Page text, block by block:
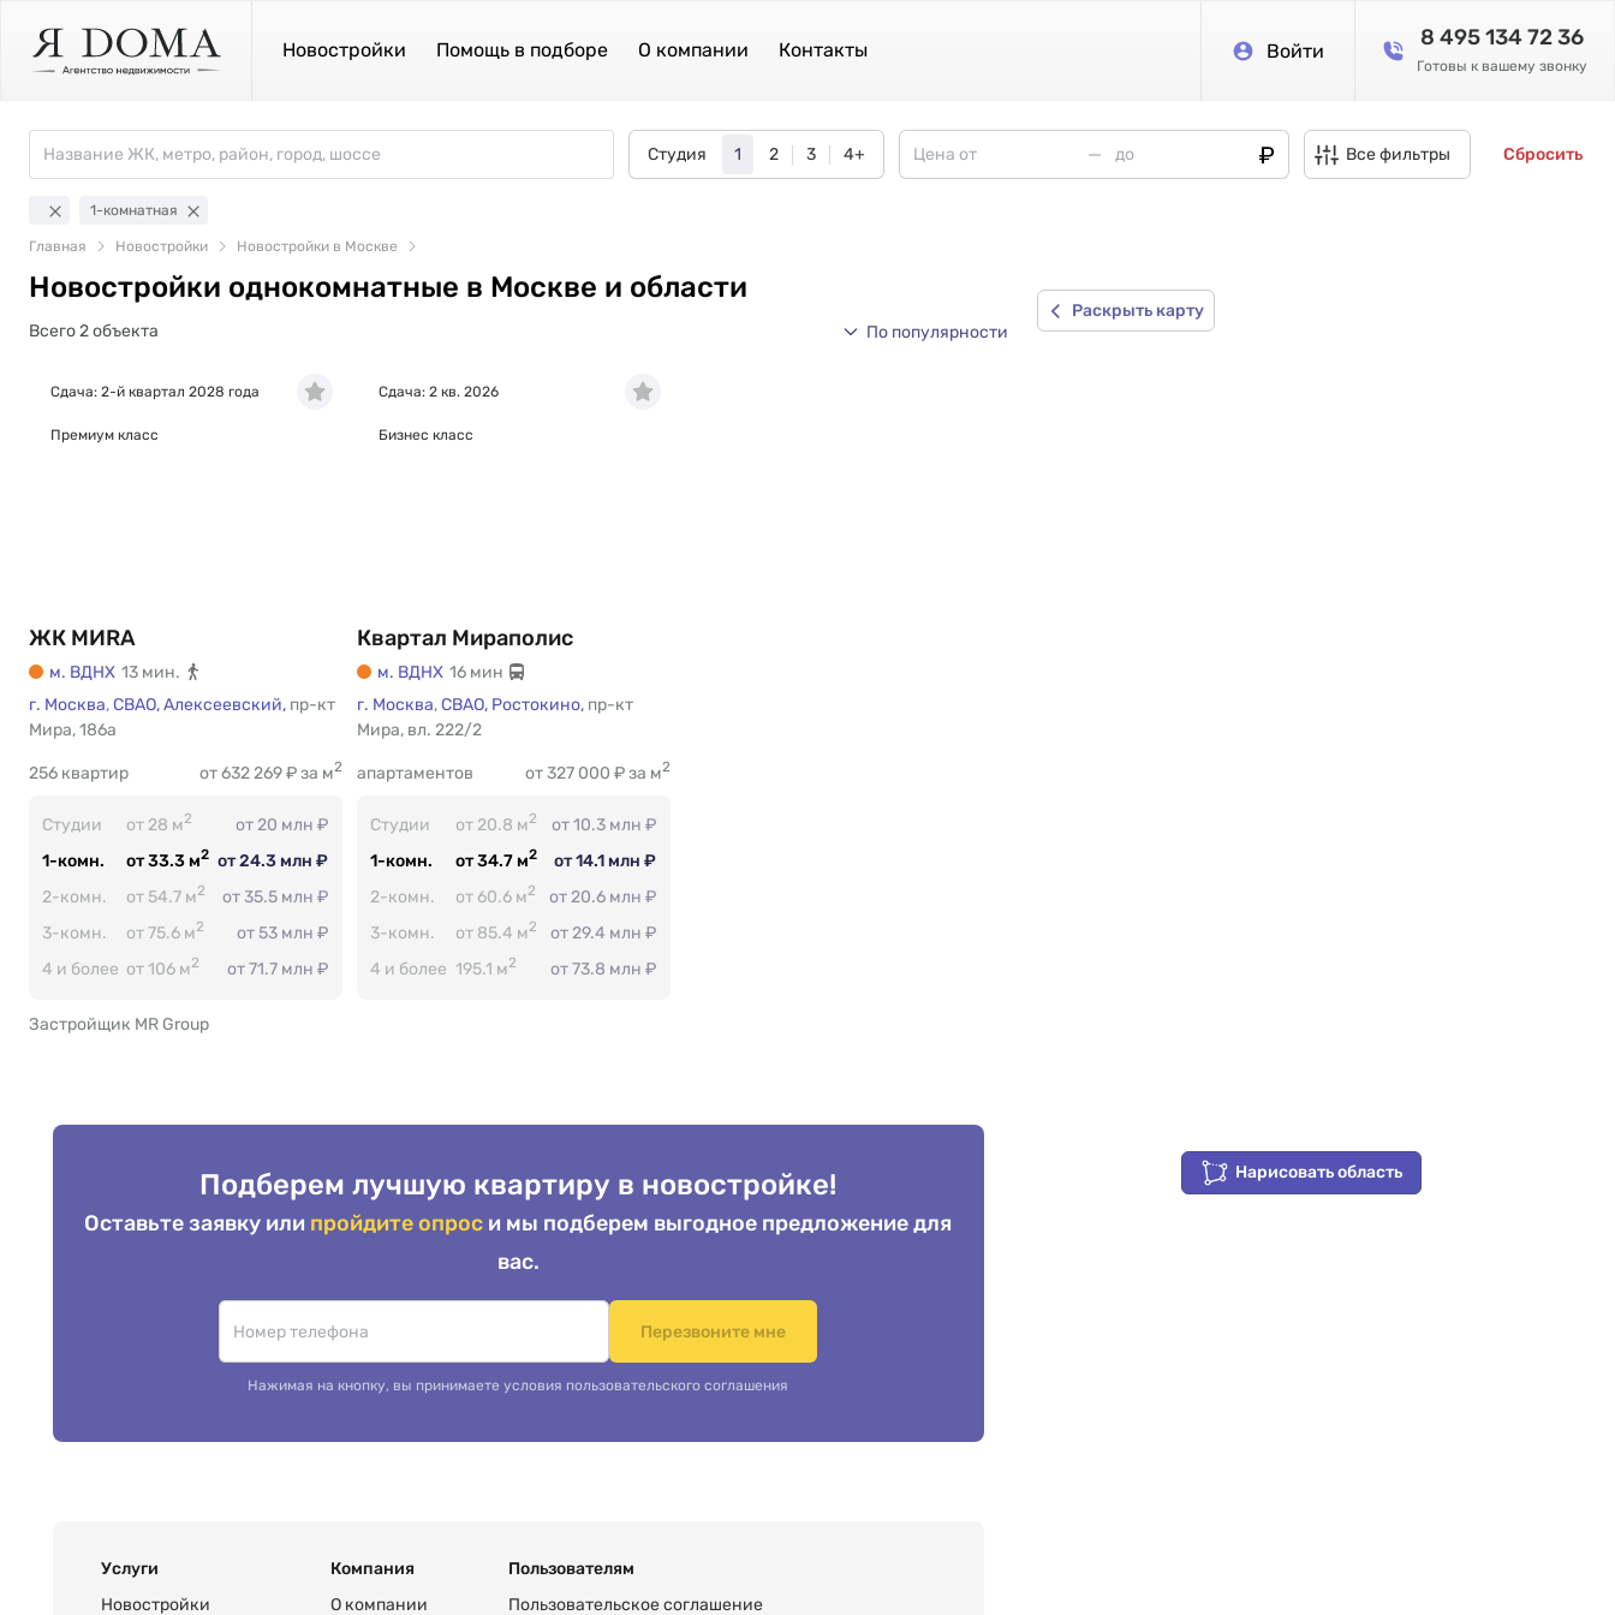
Новостройки Помощь в подборе О компании Контакты Войти
8 495 134 72 36
Готовы к вашему звонку
Студия 1 2 3 4+ Все фильтры Сбросить
1-комнатная
Главная Новостройки Новостройки в Москве
Нарисовать область
Раскрыть карту
Новостройки однокомнатные в Москве и области
Всего 2 объекта По популярности
ЖК МИRА
м. ВДНХ 13 мин.
г. Москва,СВАО,Алексеевский, пр-кт
Мира,186а
256 квартир
Есть
от 632 269 ₽ за м2
Студии от 28 м2
от 20 млн ₽
1-комн.
от 33.3 м2 от 24.3 млн ₽
2-комн.
от 54.7 м2
от 35.5 млн ₽
3-комн.
от 75.6 м2
от 53 млн ₽
4 и более от 106 м2 от 71.7 млн ₽
Застройщик MR Group
Сдача: 2-й квартал 2028 года
Премиум класс
Квартал Мираполис
м. ВДНХ 16 мин
г. Москва,СВАО, Ростокино, пр-кт
Мира, вл. 222/2
365
апартаментов от 327 000 ₽ за м2
Студии от 20.8 м2
от 10.3 млн ₽
1-комн.
от 34.7 м2
от 14.1 млн ₽
2-комн.
от 60.6 м2
от 20.6 млн ₽
3-комн.
от 85.4 м2
от 29.4 млн ₽
4 и более 195.1 м2 от 73.8 млн ₽
Сдача: 2 кв. 2026
Бизнес класс
Подберем лучшую квартиру в новостройке!
Оставьте заявку или пройдите опрос и мы подберем выгодное предложение для
вас.
Перезвоните мне
Нажимая на кнопку, вы принимаете условия пользовательского соглашения
Услуги
Новостройки
Компания
О компании
Пользователям
Пользовательское соглашение